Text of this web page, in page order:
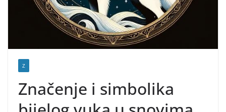
Z
Značenje i simbolika